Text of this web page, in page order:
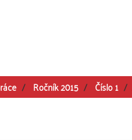
Ročník 2015 Číslo 1